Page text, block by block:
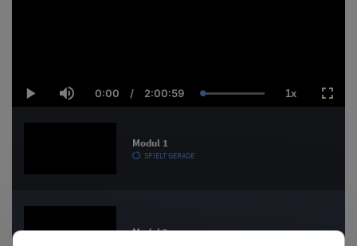
Play Mute
Current
Time
0:00 / Duration
2:00:59 Loaded
100.00%
1xPlayback
Rate
Modul 1
SPIELT GERADE
Modul 2